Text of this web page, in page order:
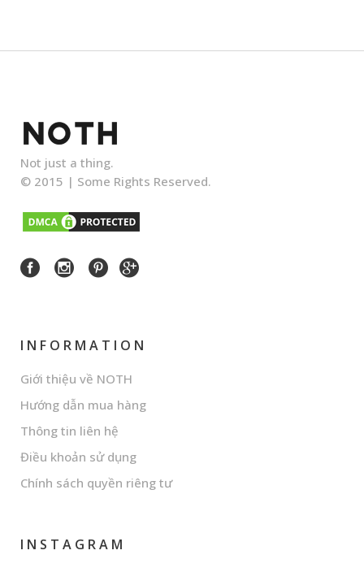
Not just a thing.
© 2015 | Some Rights Reserved.
INFORMATION
Giới thiệu về NOTH
Hướng dẫn mua hàng
Thông tin liên hệ
Điều khoản sử dụng
Chính sách quyền riêng tư
INSTAGRAM